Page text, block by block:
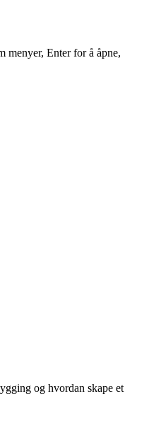
menyer, Enter for å åpne,
og hvordan skape et